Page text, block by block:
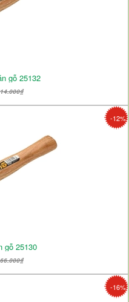
gỗ 25132
-12%
gỗ 25130
-16%